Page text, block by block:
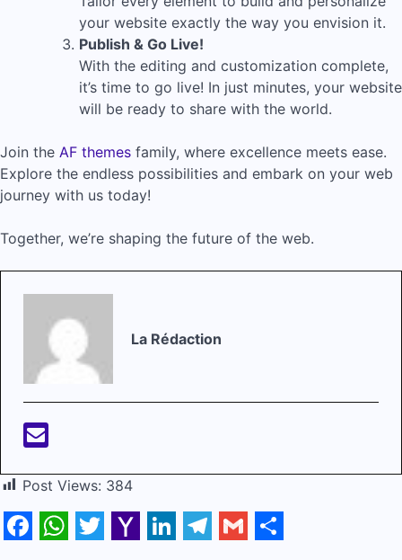
your website exactly the way you envision it.
Publish & Go Live!
With the editing and customization complete,
it’s time to go live! In just minutes, your website
will be ready to share with the world.
Join the AF themes family, where excellence meets ease.
Explore the endless possibilities and embark on your web
journey with us today!
Together, we’re shaping the future of the web.
La Rédaction
Post Views: 384